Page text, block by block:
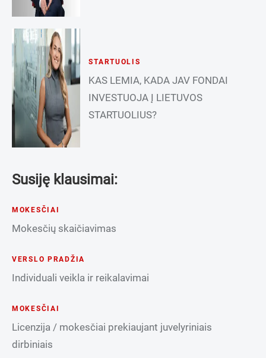
STARTUOLIS
KAS LEMIA, KADA JAV FONDAI
INVESTUOJA Į LIETUVOS
STARTUOLIUS?
Susiję klausimai:
MOKESČIAI
Mokesčių skaičiavimas
VERSLO PRADŽIA
Individuali veikla ir reikalavimai
MOKESČIAI
Licenzija / mokesčiai prekiaujant juvelyriniais
dirbiniais